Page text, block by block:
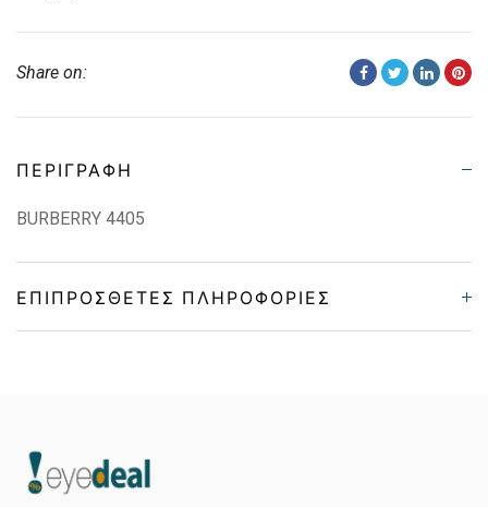
Share on:
ΠΕΡΙΓΡΑΦΉ
BURBERRY 4405
ΕΠΙΠΡΌΣΘΕΤΕΣ ΠΛΗΡΟΦΟΡΊΕΣ
Color